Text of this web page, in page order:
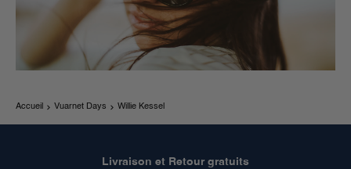
Accueil Vuarnet Days Willie Kessel
Livraison et Retour gratuits